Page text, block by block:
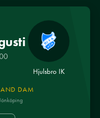
Hjulsbro IK
DAM